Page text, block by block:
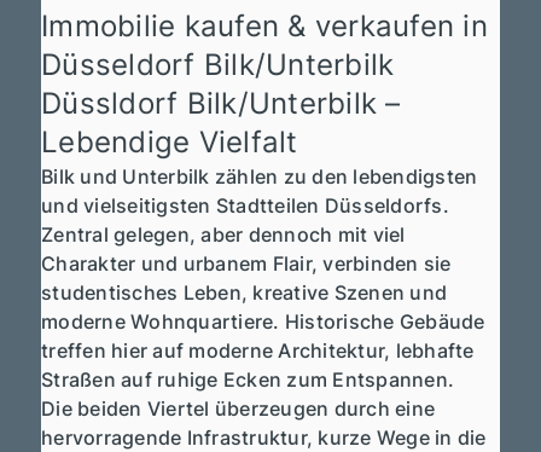
Immobilie kaufen & verkaufen in
Düsseldorf Bilk/Unterbilk
Düssldorf Bilk/Unterbilk –
Lebendige Vielfalt
Bilk und Unterbilk zählen zu den lebendigsten
und vielseitigsten Stadtteilen Düsseldorfs.
Zentral gelegen, aber dennoch mit viel
Charakter und urbanem Flair, verbinden sie
studentisches Leben, kreative Szenen und
moderne Wohnquartiere. Historische Gebäude
treffen hier auf moderne Architektur, lebhafte
Straßen auf ruhige Ecken zum Entspannen.
Die beiden Viertel überzeugen durch eine
hervorragende Infrastruktur, kurze Wege in die